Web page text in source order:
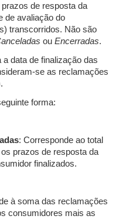
de resposta da
de avaliação do
transcorridos. Não são
ou Encerradas.
data de finalização das
se as reclamações
forma:
: Corresponde ao total
prazos de resposta da
finalizados.
à soma das reclamações
consumidores mais as